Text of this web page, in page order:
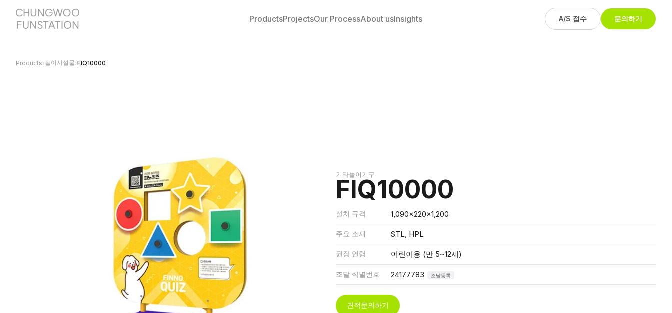
ProductsProjectsOur ProcessAbout usInsights A/S 접수 문의하기
Products›놀이시설물›FIQ10000
기타놀이기구
FIQ10000
설치 규격 1,090x220x1,200
주요 소재 STL, HPL
권장 연령 어린이용 (만 5~12세)
조달 식별번호 24177783 조달등록
견적문의하기